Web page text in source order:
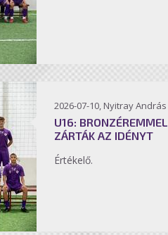
2026-07-10, Nyitray András
U16: BRONZÉREMMEL
ZÁRTÁK AZ IDÉNYT
Értékelő.